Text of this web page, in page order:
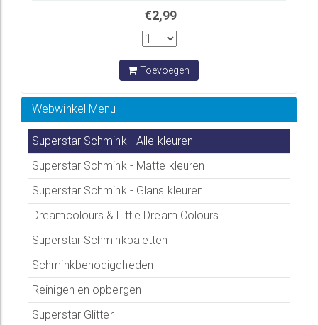
€2,99
Toevoegen
Webwinkel Menu
Superstar Schmink - Alle kleuren
Superstar Schmink - Matte kleuren
Superstar Schmink - Glans kleuren
Dreamcolours & Little Dream Colours
Superstar Schminkpaletten
Schminkbenodigdheden
Reinigen en opbergen
Superstar Glitter